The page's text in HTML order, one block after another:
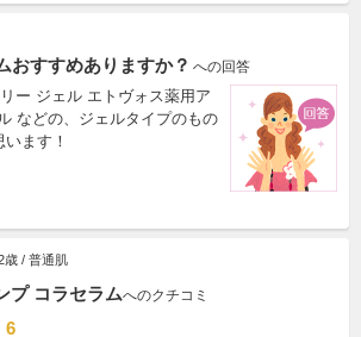
おすすめありますか？ への回答
ー ジェル エトヴォス薬用ア
などの、ジェルタイプのもの
ます！
歳 / 普通肌
プ コラセラムへのクチコミ
6